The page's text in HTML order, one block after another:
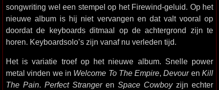
songwriting wel een stempel op het Firewind-geluid. Op het
nieuwe album is hij niet vervangen en dat valt vooral op
doordat de keyboards ditmaal op de achtergrond zijn te
horen. Keyboardsolo’s zijn vanaf nu verleden tijd.
Het is variatie troef op het nieuwe album. Snelle power
metal vinden we in Welcome To The Empire,DevourenKill
The Pain. Perfect Strangeren Space Cowboyzijn echter